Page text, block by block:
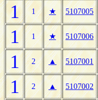
1 1 ★ 5107005
1 1 ★ 5107006
1 2 ▲ 5107001
1 2 ▲ 5107002